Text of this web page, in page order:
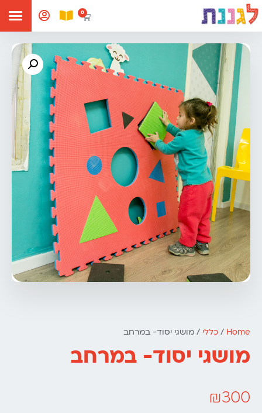
Home
/ כללי / מושגי יסוד- במרחב
מושגי יסוד- במרחב
₪300